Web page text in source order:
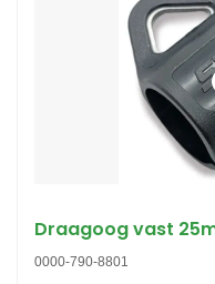
Draagoog vast
0000-790-8801